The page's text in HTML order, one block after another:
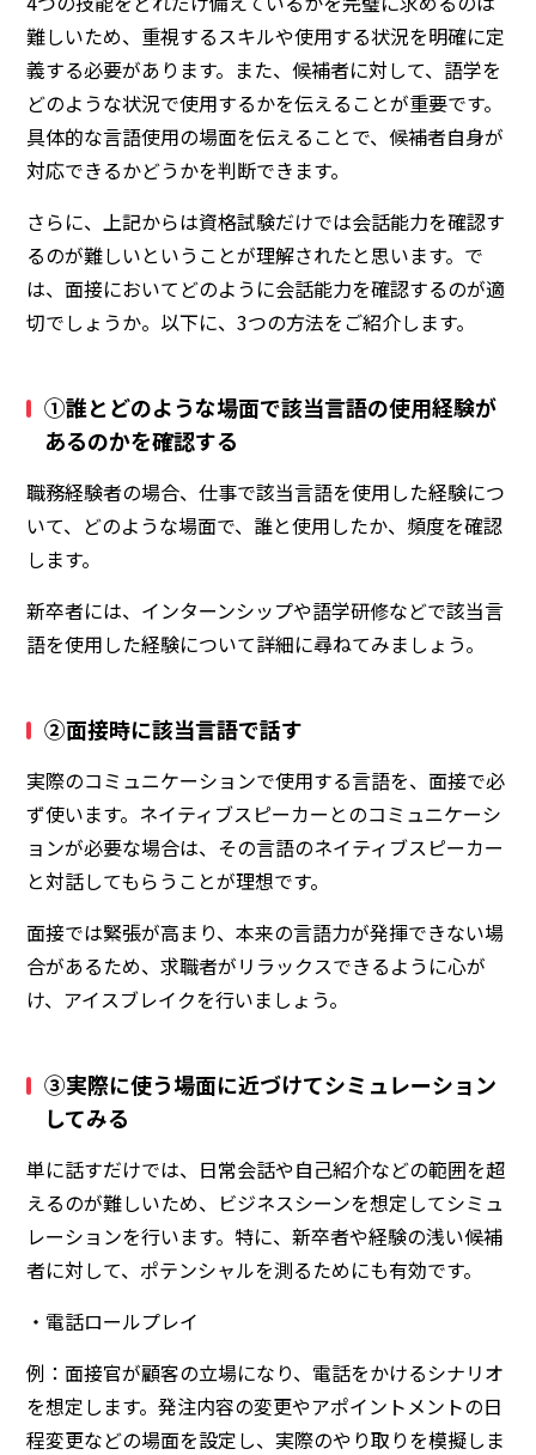
難しいため、重視するスキルや使用する状況を明確に定
義する必要があります。また、候補者に対して、 語学を
どのような状況で使用するかを伝えることが重要です。
具体的な言語使用の場面を伝えることで、候補者自身が
対応できるかどうかを判断できます。
さらに、上記からは資格試験だけでは会話能力を確認す
るのが難しいということが理解されたと思います。で
は、面接においてどのように会話能力を確認するのが適
切でしょうか。以下に、3つの方法をご紹介します。
①誰とどのような場面で該当言語の使用経験が
あるのかを確認する
職務経験者の場合、仕事で該当言語を使用した経験につ
いて、どのような場面で、誰と使用したか、頻度を確認
します。
新卒者には、インターンシップや語学研修などで該当言
語を使用した経験について詳細に尋ねてみましょう。
②面接時に該当言語で話す
実際のコミュニケーションで使用する言語を、面接で必
ず使います。ネイティブスピーカーとのコミュニケーシ
ョンが必要な場合は、その言語のネイティブスピーカー
と対話してもらうことが理想です。
面接では緊張が高まり、本来の言語力が発揮できない場
合があるため、求職者がリラックスできるように心が
け、アイスブレイクを行いましょう。
③実際に使う場面に近づけてシミュレーション
してみる
単に話すだけでは、日常会話や自己紹介などの範囲を超
えるのが難しいため、ビジネスシーンを想定してシミュ
レーションを行います。特に、新卒者や経験の浅い候補
者に対して、ポテンシャルを測るためにも有効です。
・ 電話ロールプレイ
例：面接官が顧客の立場になり、電話をかけるシナリオ
を想定します。発注内容の変更やアポイントメントの日
程変更などの場面を設定し、実際のやり取りを模擬しま